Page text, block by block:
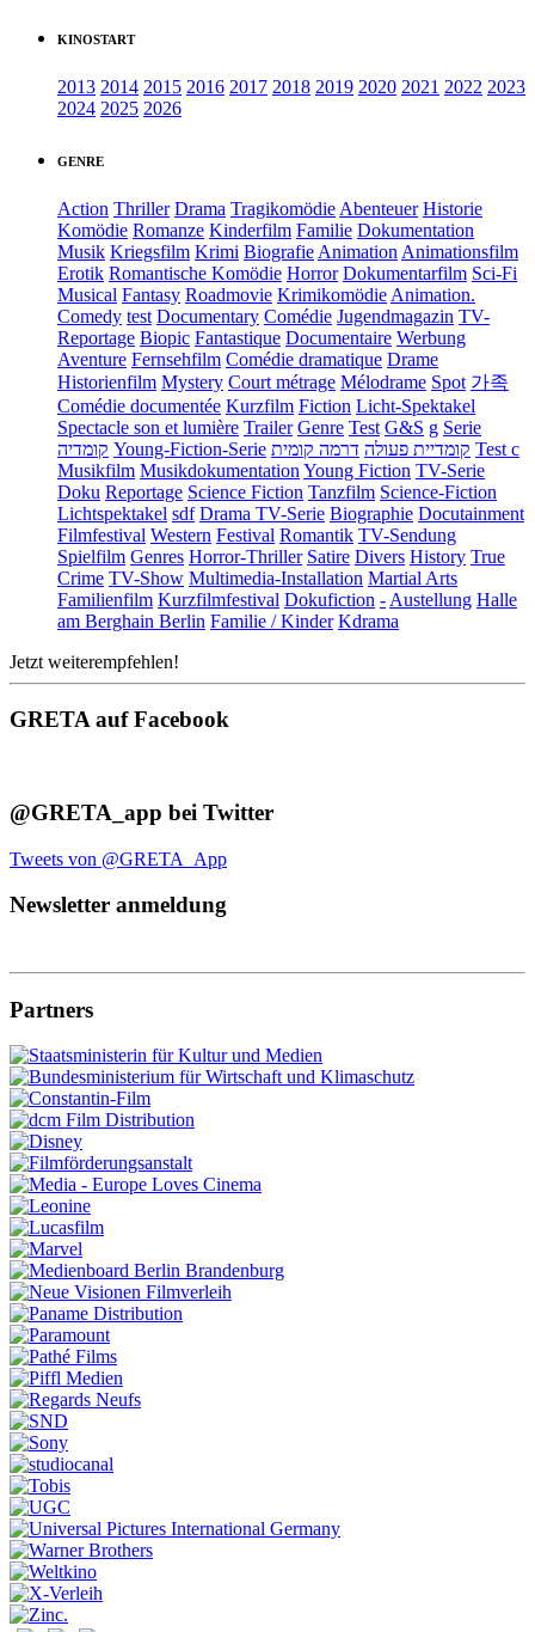
KINOSTART
2013 2014 2015 2016 2017 2018 2019 2020 2021 2022 2023
2024 2025 2026
GENRE
Action Thriller Drama Tragikomödie Abenteuer Historie
Komödie Romanze Kinderfilm Familie Dokumentation
Musik Kriegsfilm Krimi Biografie Animation Animationsfilm
Erotik Romantische Komödie Horror Dokumentarfilm Sci-Fi
Musical Fantasy Roadmovie Krimikomödie Animation.
Comedy test Documentary Comédie Jugendmagazin TV-
Reportage Biopic Fantastique Documentaire Werbung
Aventure Fernsehfilm Comédie dramatique Drame
Historienfilm Mystery Court métrage Mélodrame Spot 가족
Comédie documentée Kurzfilm Fiction Licht-Spektakel
Spectacle son et lumière Trailer Genre Test G&S g Serie
קומדיה Young-Fiction-Serie קומדיית פעולה דרמה קומית
Test c
Musikfilm Musikdokumentation Young Fiction TV-Serie
Doku Reportage Science Fiction Tanzfilm Science-Fiction
Lichtspektakel sdf Drama TV-Serie Biographie Docutainment
Filmfestival Western Festival Romantik TV-Sendung
Spielfilm Genres Horror-Thriller Satire Divers History True
Crime TV-Show Multimedia-Installation Martial Arts
Familienfilm Kurzfilmfestival Dokufiction - Austellung Halle
am Berghain Berlin Familie / Kinder Kdrama
Jetzt weiterempfehlen!
GRETA auf Facebook
@GRETA_app bei Twitter
Tweets von @GRETA_App
Newsletter anmeldung
Partners